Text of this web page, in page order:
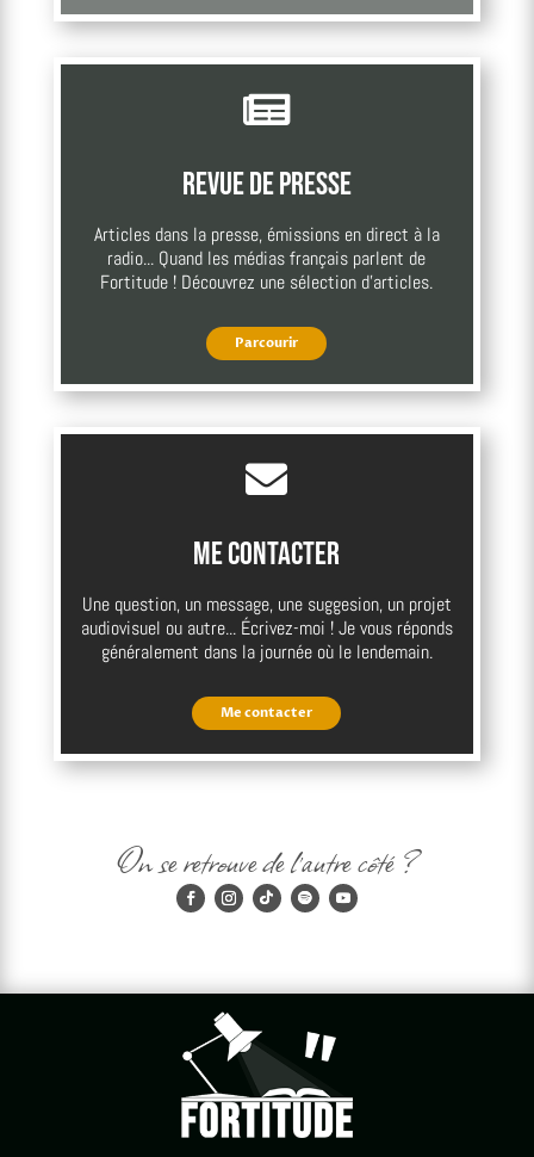

Revue de presse
Articles dans la presse, émissions en direct à la
radio... Quand les médias français parlent de
Fortitude ! Découvrez une sélection d'articles.
Parcourir

Me contacter
Une question, un message, une suggesion, un projet
audiovisuel ou autre... Écrivez-moi ! Je vous réponds
généralement dans la journée où le lendemain.
Me contacter
On se retrouve de l'autre côté ?